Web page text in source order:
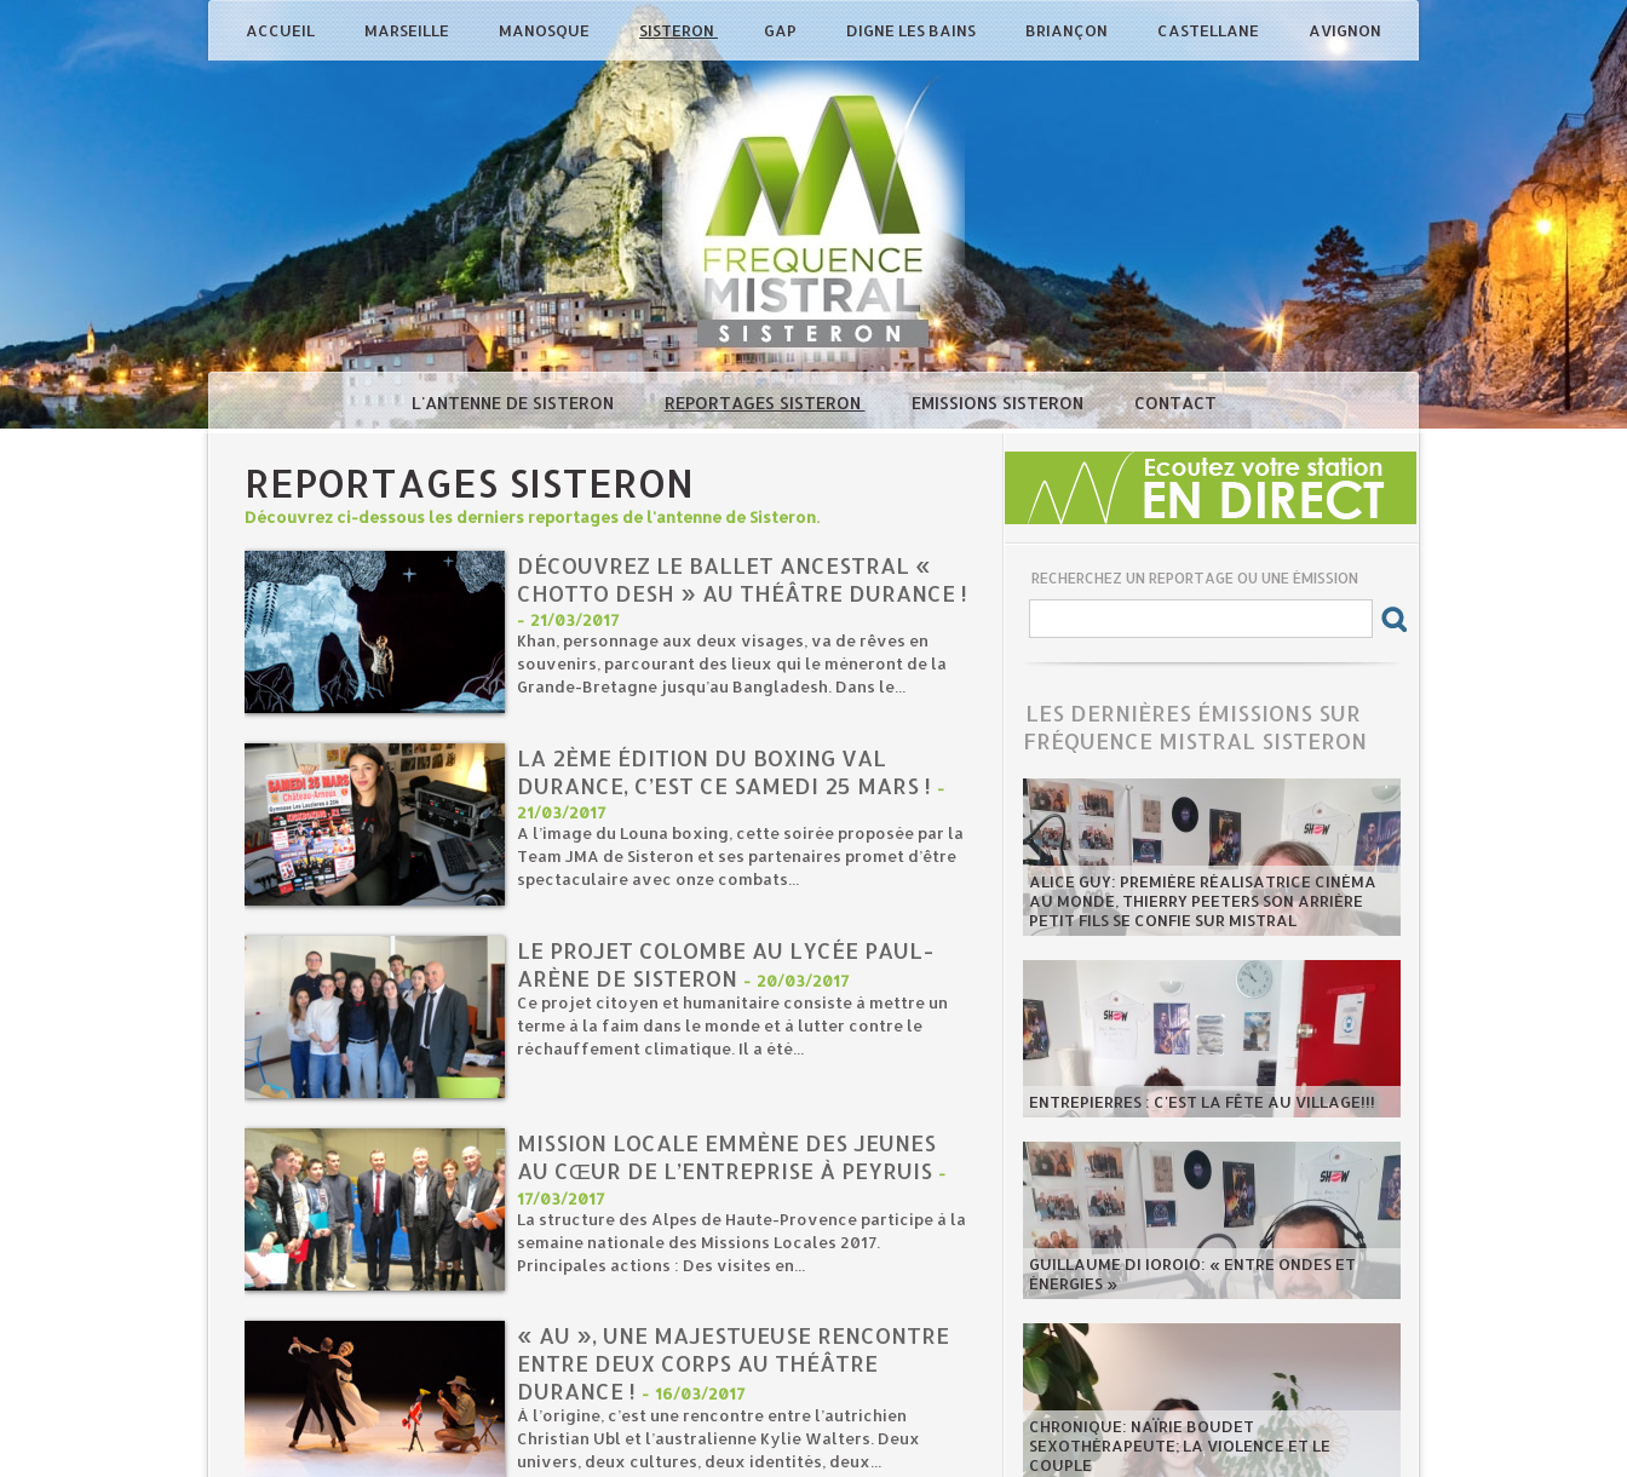
ACCUEIL MARSEILLE MANOSQUE SISTERON GAP DIGNE LES BAINS BRIANÇON CASTELLANE AVIGNON
L'ANTENNE DE SISTERON REPORTAGES SISTERON EMISSIONS SISTERON CONTACT
REPORTAGES SISTERON
Découvrez ci-dessous les derniers reportages de l'antenne de Sisteron.
DÉCOUVREZ LE BALLET ANCESTRAL «
CHOTTO DESH » AU THÉÂTRE DURANCE !
- 21/03/2017
Khan, personnage aux deux visages, va de rêves en
souvenirs, parcourant des lieux qui le mèneront de la
Grande-Bretagne jusqu’au Bangladesh. Dans le...
LA 2ÈME ÉDITION DU BOXING VAL
DURANCE, C’EST CE SAMEDI 25 MARS ! -
21/03/2017
A l’image du Louna boxing, cette soirée proposée par la
Team JMA de Sisteron et ses partenaires promet d’être
spectaculaire avec onze combats...
LE PROJET COLOMBE AU LYCÉE PAUL-
ARÈNE DE SISTERON - 20/03/2017
Ce projet citoyen et humanitaire consiste à mettre un
terme à la faim dans le monde et à lutter contre le
réchauffement climatique. Il a été...
MISSION LOCALE EMMÈNE DES JEUNES
AU CŒUR DE L’ENTREPRISE À PEYRUIS -
17/03/2017
La structure des Alpes de Haute-Provence participe à la
semaine nationale des Missions Locales 2017.
Principales actions : Des visites en...
« AU », UNE MAJESTUEUSE RENCONTRE
ENTRE DEUX CORPS AU THÉÂTRE
DURANCE ! - 16/03/2017
À l’origine, c’est une rencontre entre l’autrichien
Christian Ubl et l’australienne Kylie Walters. Deux
univers, deux cultures, deux identités, deux...
RECHERCHEZ UN REPORTAGE OU UNE ÉMISSION
LES DERNIÈRES ÉMISSIONS SUR
FRÉQUENCE MISTRAL SISTERON
ALICE GUY: PREMIÈRE RÉALISATRICE CINÉMA
AU MONDE, THIERRY PEETERS SON ARRIÈRE
PETIT FILS SE CONFIE SUR MISTRAL
ENTREPIERRES : C'EST LA FÊTE AU VILLAGE!!!
GUILLAUME DI IOROIO: « ENTRE ONDES ET
ÉNERGIES »
CHRONIQUE: NAÏRIE BOUDET
SEXOTHÉRAPEUTE; LA VIOLENCE ET LE
COUPLE